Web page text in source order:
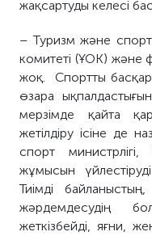
жақсартуды келесі
– Туризм және спорт
комитеті (ҰОК) және
жоқ. Спортты
өзара
мерзімде қайта
жетілдіру ісіне де
спорт
жұмысын
Тиімді
жәрдемдесудің
жеткізбейді, яғни,